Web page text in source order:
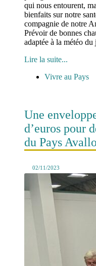
qui nous entourent,
bienfaits sur notre
compagnie de notre
Prévoir de bonnes
adaptée à la météo
Lire la suite...
Vivre au Pays
Une
d’euros pour
du Pays
02/11/2023